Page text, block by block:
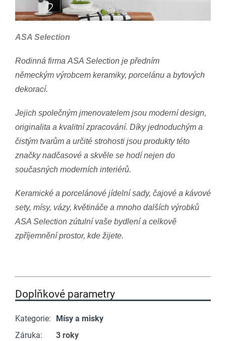
ASA Selection
Rodinná firma ASA Selection je předním
německým výrobcem keramiky, porcelánu a bytových
dekorací.
Jejich společným jmenovatelem jsou moderní design,
originalita a kvalitní zpracování. Díky jednoduchým a
čistým tvarům a určité strohosti jsou produkty této
značky nadčasové a skvěle se hodí nejen do
současných moderních interiérů.
Keramické a porcelánové jídelní sady, čajové a kávové
sety, mísy, vázy, květináče a mnoho dalších výrobků
ASA Selection zútulní vaše bydlení a celkově
zpříjemnění prostor, kde žijete.
Doplňkové parametry
Kategorie:
Mísy a misky
Záruka:
3 roky